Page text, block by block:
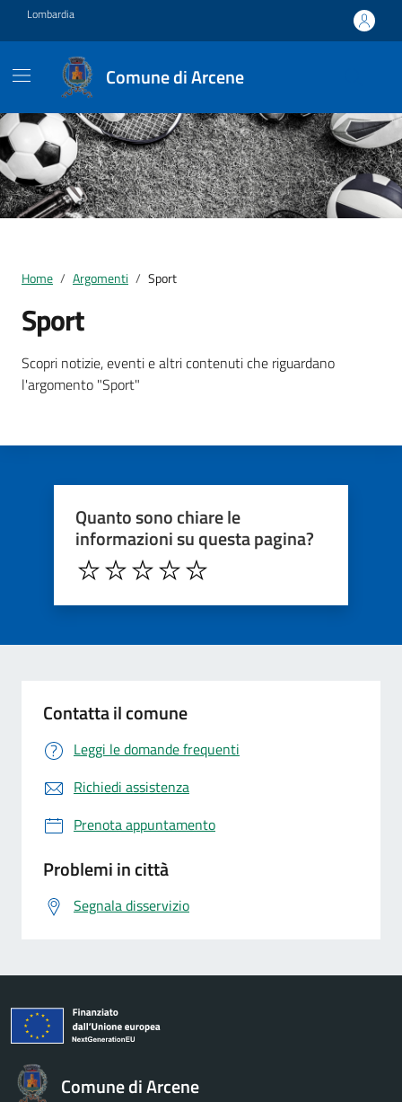
Vai ai contenuti
Vai al footer
Lombardia
Comune di Arcene
Home Argomenti Sport
Sport
Dettagli della notizia
Scopri notizie, eventi e altri contenuti che riguardano
l'argomento "Sport"
Quanto sono chiare le
informazioni su questa pagina?
Contatta il comune
Leggi le domande frequenti
Richiedi assistenza
Prenota appuntamento
Problemi in città
Segnala disservizio
Comune di Arcene